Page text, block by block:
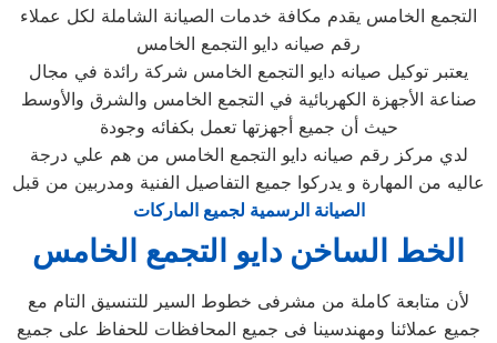
التجمع الخامس يقدم مكافة خدمات الصيانة الشاملة لكل عملاء
رقم صيانه دايو التجمع الخامس
يعتبر توكيل صيانه دايو التجمع الخامس شركة رائدة في مجال
صناعة الأجهزة الكهربائية في التجمع الخامس والشرق والأوسط
حيث أن جميع أجهزتها تعمل بكفائه وجودة
لدي مركز رقم صيانه دايو التجمع الخامس من هم علي درجة
عاليه من المهارة و يدركوا جميع التفاصيل الفنية ومدربين من قبل
الصيانة الرسمية لجميع الماركات
الخط الساخن دايو التجمع الخامس
لأن متابعة كاملة من مشرفى خطوط السير للتنسيق التام مع
جميع عملائنا ومهندسينا فى جميع المحافظات للحفاظ على جميع